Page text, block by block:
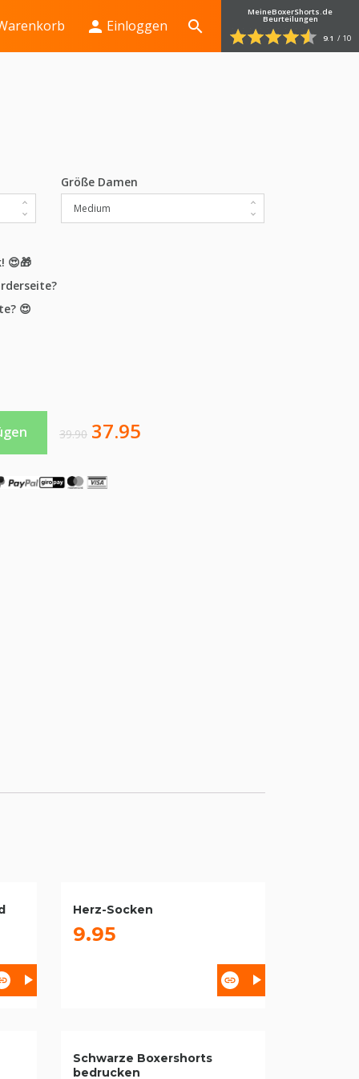
person Einloggen search
MeineBoxerShorts.de
Beurteilungen
9.1 / 10
Größe Damen
😍🎁
😍
bedrucken Menge
39.90 37.95
Herz-Socken
9.95
Schwarze Boxershorts
bedrucken